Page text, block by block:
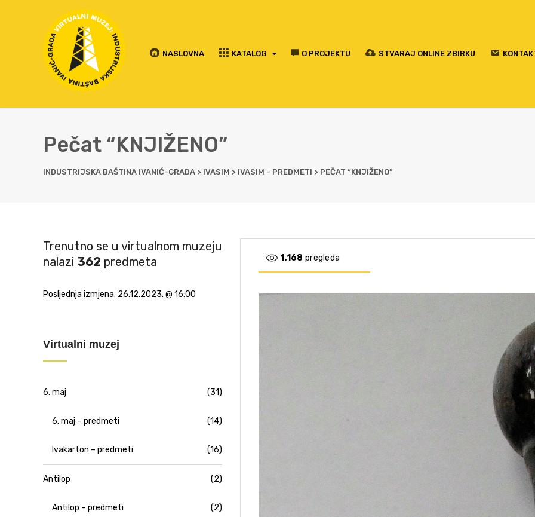
NASLOVNA KATALOG O PROJEKTU STVARAJ ONLINE ZBIRKU
Pečat “KNJIŽENO”
INDUSTRIJSKA BAŠTINA IVANIĆ-GRADA > IVASIM > IVASIM - PREDMETI > PEČAT “KNJIŽENO”
1,168 pregleda
Trenutno se u virtualnom muzeju
nalazi 362 predmeta
Posljednja izmjena: 26.12.2023. @ 16:00
Virtualni muzej
6. maj (31)
6. maj – predmeti (14)
Ivakarton – predmeti (16)
Antilop (2)
Antilop – predmeti (2)